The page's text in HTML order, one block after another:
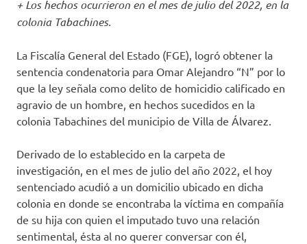
+ Los hechos ocurrieron en el mes de julio del 2022, en la
colonia Tabachines.
La Fiscalía General del Estado (FGE), logró obtener la
sentencia condenatoria para Omar Alejandro “N” por lo
que la ley señala como delito de homicidio calificado en
agravio de un hombre, en hechos sucedidos en la
colonia Tabachines del municipio de Villa de Álvarez.
Derivado de lo establecido en la carpeta de
investigación, en el mes de julio del año 2022, el hoy
sentenciado acudió a un domicilio ubicado en dicha
colonia en donde se encontraba la víctima en compañía
de su hija con quien el imputado tuvo una relación
sentimental, ésta al no querer conversar con él,